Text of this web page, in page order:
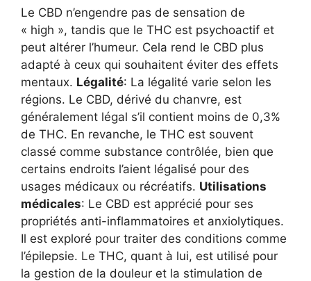
Le CBD n’engendre pas de sensation de
« high », tandis que le THC est psychoactif et
peut altérer l’humeur. Cela rend le CBD plus
adapté à ceux qui souhaitent éviter des effets
mentaux. Légalité: La légalité varie selon les
régions. Le CBD, dérivé du chanvre, est
généralement légal s’il contient moins de 0,3%
de THC. En revanche, le THC est souvent
classé comme substance contrôlée, bien que
certains endroits l’aient légalisé pour des
usages médicaux ou récréatifs. Utilisations
médicales: Le CBD est apprécié pour ses
propriétés anti-inflammatoires et anxiolytiques.
Il est exploré pour traiter des conditions comme
l’épilepsie. Le THC, quant à lui, est utilisé pour
la gestion de la douleur et la stimulation de